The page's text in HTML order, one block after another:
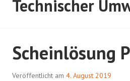
Technischer
Scheinlösung
Veröffentlicht am 4. August 2019